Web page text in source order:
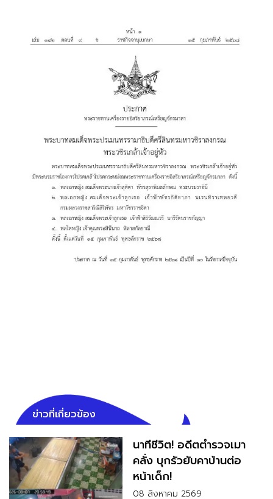
ข่าวที่เกี่ยวข้อง
นาทีชีวิต! อดีตตำรวจเมา
คลั่ง บุกรัวยับคาบ้านต่อ
หน้าเด็ก!
08 สิงหาคม 2569